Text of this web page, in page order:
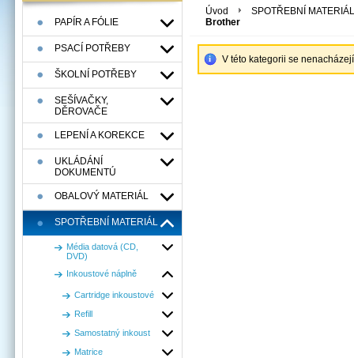
PAPÍR A FÓLIE
PSACÍ POTŘEBY
ŠKOLNÍ POTŘEBY
SEŠÍVAČKY,
DĚROVAČE
LEPENÍ A KOREKCE
UKLÁDÁNÍ
DOKUMENTÚ
OBALOVÝ MATERIÁL
SPOTŘEBNÍ MATERIÁL
Média datová (CD,
DVD)
Inkoustové náplně
Cartridge inkoustové
Refill
Samostatný inkoust
Matrice
Úvod
SPOTŘEBNÍ MATERIÁL
Brother
V této kategorii se